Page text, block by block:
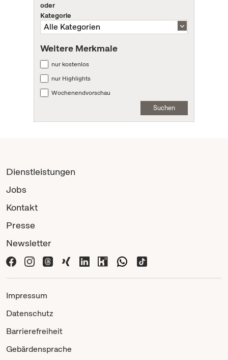
oder
Kategorie
Weitere Merkmale
nur kostenlos
nur Highlights
Wochenendvorschau
Suchen
Dienstleistungen
Jobs
Kontakt
Presse
Newsletter
Impressum
Datenschutz
Barrierefreiheit
Gebärdensprache